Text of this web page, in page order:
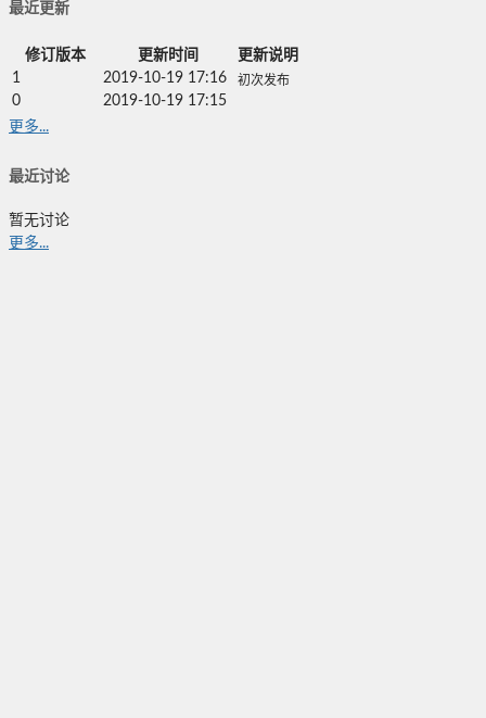
最近更新
修订版本 更新时间
更新说明
1
2019-10-19 17:16 初次发布
0
2019-10-19 17:15
更多...
最近讨论
暂无讨论
更多...